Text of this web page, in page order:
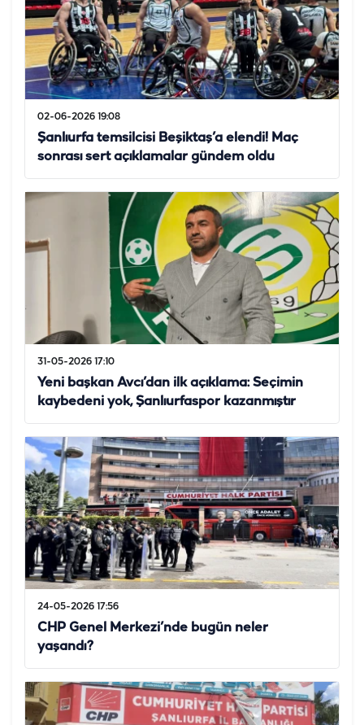
02-06-2026 19:08
Şanlıurfa temsilcisi Beşiktaş’a elendi! Maç
sonrası sert açıklamalar gündem oldu
31-05-2026 17:10
Yeni başkan Avcı’dan ilk açıklama: Seçimin
kaybedeni yok, Şanlıurfaspor kazanmıştır
24-05-2026 17:56
CHP Genel Merkezi’nde bugün neler
yaşandı?